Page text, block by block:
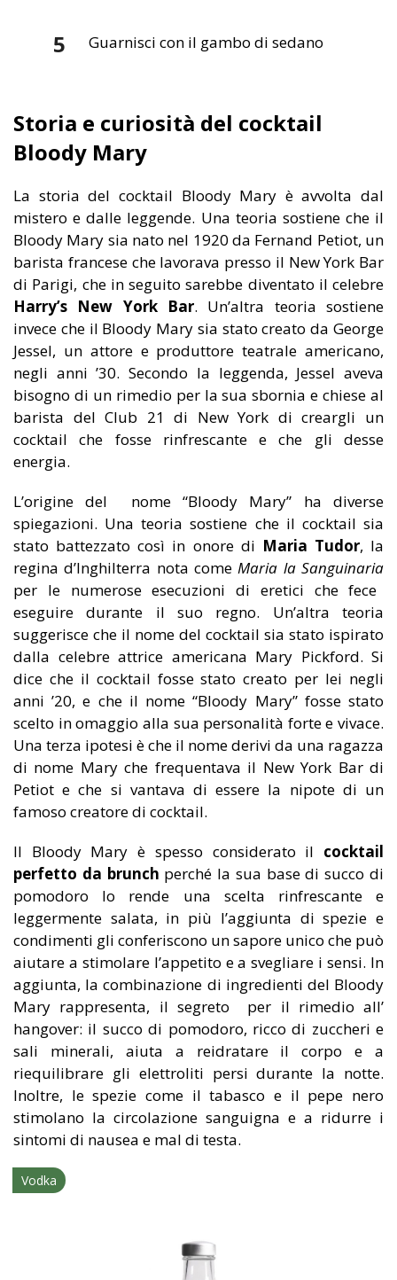
Guarnisci con il gambo di sedano
Storia e curiosità del cocktail
Bloody Mary
La storia del cocktail Bloody Mary è avvolta dal
mistero e dalle leggende. Una teoria sostiene che il
Bloody Mary sia nato nel 1920 da Fernand Petiot, un
barista francese che lavorava presso il New York Bar
di Parigi, che in seguito sarebbe diventato il celebre
Harry’s New York Bar. Un’altra teoria sostiene
invece che il Bloody Mary sia stato creato da George
Jessel, un attore e produttore teatrale americano,
negli anni ’30. Secondo la leggenda, Jessel aveva
bisogno di un rimedio per la sua sbornia e chiese al
barista del Club 21 di New York di creargli un
cocktail che fosse rinfrescante e che gli desse
energia.
L’origine del nome “Bloody Mary” ha diverse
spiegazioni. Una teoria sostiene che il cocktail sia
stato battezzato così in onore di Maria Tudor, la
regina d’Inghilterra nota comeMaria la Sanguinaria
per le numerose esecuzioni di eretici che fece
eseguire durante il suo regno. Un’altra teoria
suggerisce che il nome del cocktail sia stato ispirato
dalla celebre attrice americana Mary Pickford. Si
dice che il cocktail fosse stato creato per lei negli
anni ’20, e che il nome “Bloody Mary” fosse stato
scelto in omaggio alla sua personalità forte e vivace.
Una terza ipotesi è che il nome derivi da una ragazza
di nome Mary che frequentava il New York Bar di
Petiot e che si vantava di essere la nipote di un
famoso creatore di cocktail.
Il Bloody Mary è spesso considerato il cocktail
perfetto da brunch perché la sua base di succo di
pomodoro lo rende una scelta rinfrescante e
leggermente salata, in più l’aggiunta di spezie e
condimenti gli conferiscono un sapore unico che può
aiutare a stimolare l’appetito e a svegliare i sensi. In
aggiunta, la combinazione di ingredienti del Bloody
Mary rappresenta, il segreto per il rimedio all’
hangover: il succo di pomodoro, ricco di zuccheri e
sali minerali, aiuta a reidratare il corpo e a
riequilibrare gli elettroliti persi durante la notte.
Inoltre, le spezie come il tabasco e il pepe nero
stimolano la circolazione sanguigna e a ridurre i
sintomi di nausea e mal di testa.
Vodka